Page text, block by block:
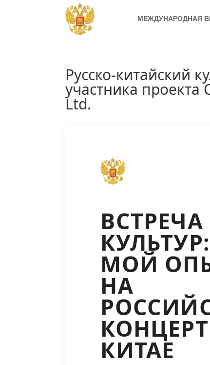
МЕЖДУНАРОДНАЯ
Русско-китайский
участника проекта
Ltd.
ВСТРЕЧА
КУЛЬТУР:
МОЙ
НА
КИТАЕ